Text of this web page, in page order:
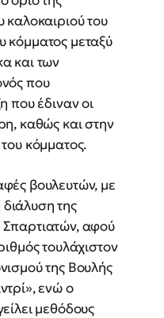
καλοκαιριού του
κόμματος μεταξύ
και των
που
που έδιναν οι
καθώς και στην
κόμματος.
βουλευτών, με
της
Σπαρτιατών, αφού
τουλάχιστον
της Βουλής
ενώ ο
μεθόδους